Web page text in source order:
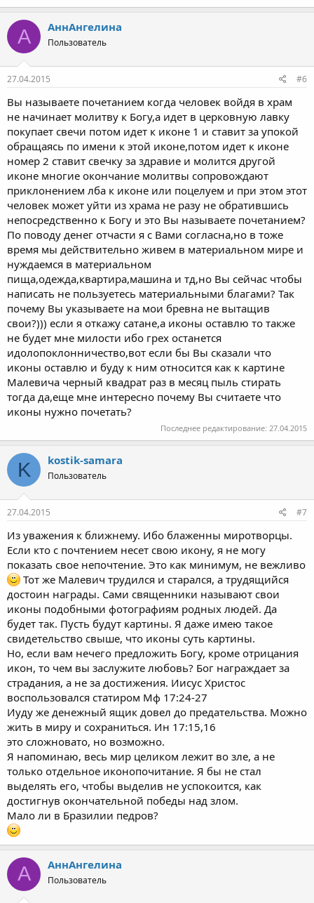
А АннАнгелина
Пользователь
27.04.2015 #6
Вы называете почетанием когда человек войдя в храм
не начинает молитву к Богу,а идет в церковную лавку
покупает свечи потом идет к иконе 1 и ставит за упокой
обращаясь по имени к этой иконе,потом идет к иконе
номер 2 ставит свечку за здравие и молится другой
иконе многие окончание молитвы сопровождают
приклонением лба к иконе или поцелуем и при этом этот
человек может уйти из храма не разу не обратившись
непосредственно к Богу и это Вы называете почетанием?
По поводу денег отчасти я с Вами согласна,но в тоже
время мы действительно живем в материальном мире и
нуждаемся в материальном
пища,одежда,квартира,машина и тд,но Вы сейчас чтобы
написать не пользуетесь материальными благами? Так
почему Вы указываете на мои бревна не вытащив
свои?))) если я откажу сатане,а иконы оставлю то также
не будет мне милости ибо грех останется
идолопоклонничество,вот если бы Вы сказали что
иконы оставлю и буду к ним относится как к картине
Малевича черный квадрат раз в месяц пыль стирать
тогда да,еще мне интересно почему Вы считаете что
иконы нужно почетать?
Последнее редактирование: 27.04.2015
K kostik-samara
Пользователь
27.04.2015 #7
Из уважения к ближнему. Ибо блаженны миротворцы.
Если кто с почтением несет свою икону, я не могу
показать свое непочтение. Это как минимум, не вежливо
Тот же Малевич трудился и старался, а трудящийся
достоин награды. Сами священники называют свои
иконы подобными фотографиям родных людей. Да
будет так. Пусть будут картины. Я даже имею такое
свидетельство свыше, что иконы суть картины.
Но, если вам нечего предложить Богу, кроме отрицания
икон, то чем вы заслужите любовь? Бог награждает за
страдания, а не за достижения. Иисус Христос
воспользовался статиром Мф 17:24-27
Иуду же денежный ящик довел до предательства. Можно
жить в миру и сохраниться. Ин 17:15,16
это сложновато, но возможно.
Я напоминаю, весь мир целиком лежит во зле, а не
только отдельное иконопочитание. Я бы не стал
выделять его, чтобы выделив не успокоится, как
достигнув окончательной победы над злом.
Мало ли в Бразилии педров?
А АннАнгелина
Пользователь